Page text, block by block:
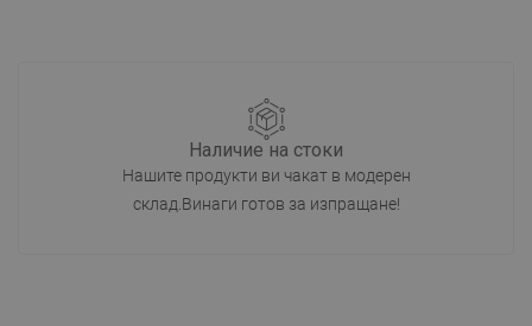
Наличие на стоки
Нашите продукти ви чакат в модерен
склад.Винаги готов за изпращане!